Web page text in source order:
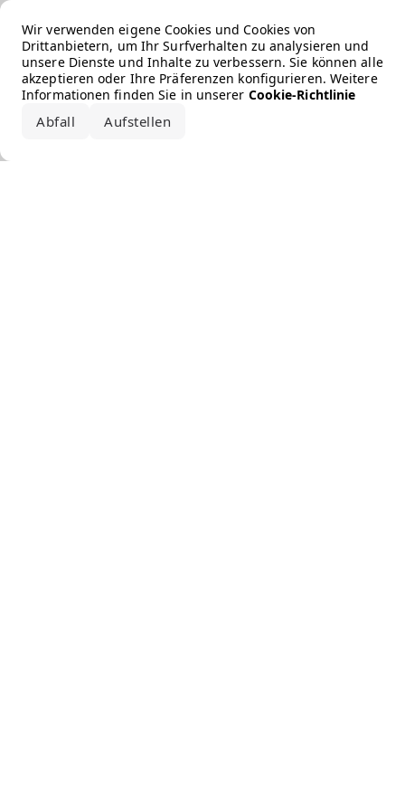
Wir verwenden eigene Cookies und Cookies von
Drittanbietern, um Ihr Surfverhalten zu analysieren und
unsere Dienste und Inhalte zu verbessern. Sie können alle
akzeptieren oder Ihre Präferenzen konfigurieren. Weitere
Informationen finden Sie in unserer Cookie-Richtlinie
Abfall Aufstellen
Error loading the brand